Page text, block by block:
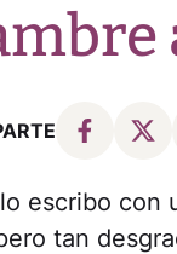
escribo con
tan